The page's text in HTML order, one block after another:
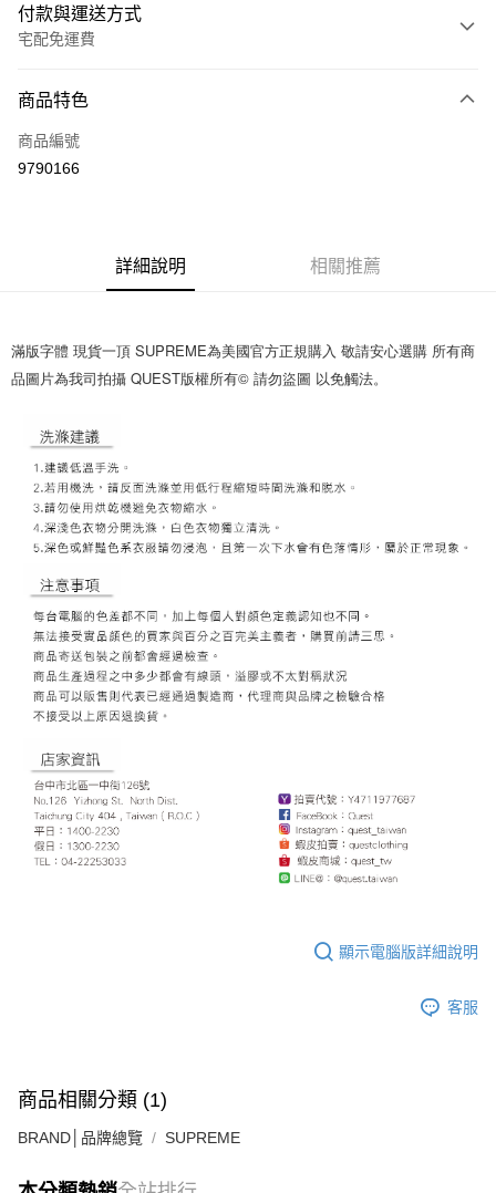
付款與運送方式
宅配免運費
信用卡一次付款
超商取貨付款
每筆NT$60，滿NT$1,500(含以上)免運費
每筆NT$60，滿NT$1,000(含以上)免運費
新竹物流宅配
每筆NT$80，滿NT$1,000(含以上)免運費
宅配(自取)
付款後門市自取
免運費
國家/地區配送
商品特色
商品編號
9790166
詳細說明 相關推薦
滿版字體 現貨一頂 SUPREME為美國官方正規購入 敬請安心選購 所有商
品圖片為我司拍攝 QUEST版權所有© 請勿盜圖 以免觸法。
顯示電腦版詳細說明
客服
商品相關分類 (1)
BRAND│品牌總覽 SUPREME